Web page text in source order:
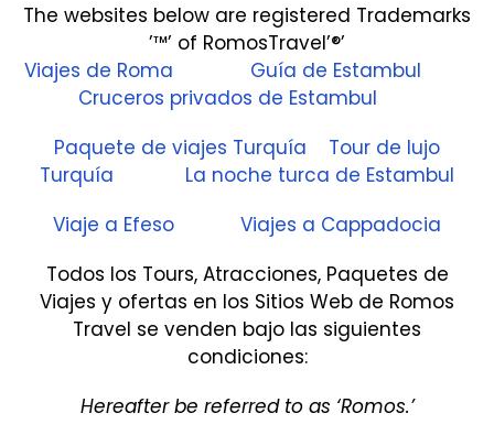
The websites below are registered Trademarks
’™’ of RomosTravel’®’
Viajes de Roma
Guía de Estambul
Cruceros privados de Estambul
Paquete de viajes Turquía
Tour de lujo
Turquía
La noche turca de Estambul
Viaje a Efeso
Viajes a Cappadocia
Todos los Tours, Atracciones, Paquetes de
Viajes y ofertas en los Sitios Web de Romos
Travel se venden bajo las siguientes
condiciones:
Hereafter be referred to as ‘Romos.’